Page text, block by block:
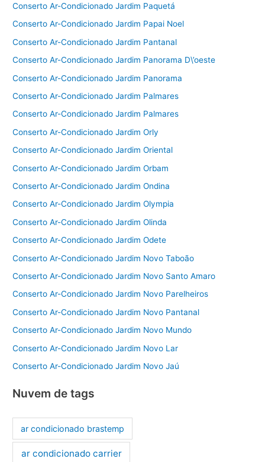
Conserto Ar-Condicionado Jardim Paquetá
Conserto Ar-Condicionado Jardim Papai Noel
Conserto Ar-Condicionado Jardim Pantanal
Conserto Ar-Condicionado Jardim Panorama D\’oeste
Conserto Ar-Condicionado Jardim Panorama
Conserto Ar-Condicionado Jardim Palmares
Conserto Ar-Condicionado Jardim Palmares
Conserto Ar-Condicionado Jardim Orly
Conserto Ar-Condicionado Jardim Oriental
Conserto Ar-Condicionado Jardim Orbam
Conserto Ar-Condicionado Jardim Ondina
Conserto Ar-Condicionado Jardim Olympia
Conserto Ar-Condicionado Jardim Olinda
Conserto Ar-Condicionado Jardim Odete
Conserto Ar-Condicionado Jardim Novo Taboão
Conserto Ar-Condicionado Jardim Novo Santo Amaro
Conserto Ar-Condicionado Jardim Novo Parelheiros
Conserto Ar-Condicionado Jardim Novo Pantanal
Conserto Ar-Condicionado Jardim Novo Mundo
Conserto Ar-Condicionado Jardim Novo Lar
Conserto Ar-Condicionado Jardim Novo Jaú
Nuvem de tags
ar condicionado brastemp
ar condicionado carrier